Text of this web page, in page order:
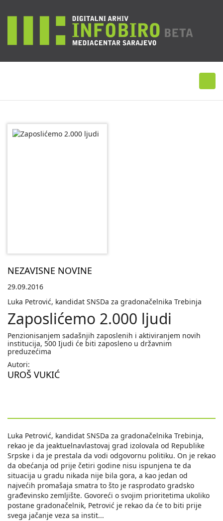
NEZAVISNE NOVINE
29.09.2016
Luka Petrović, kandidat SNSDa za gradonačelnika Trebinja
Zaposlićemo 2.000 ljudi
Penzionisanjem sadašnjih zaposlenih i aktiviranjem novih
institucija, 500 Ijudi će biti zaposleno u državnim
preduzećima
Autori:
UROŠ VUKIĆ
Luka Petrović, kandidat SNSDa za gradonačelnika Trebinja,
rekao je da jeaktuelnavlastovaj grad izolovala od Republike
Srpske i da je prestala da vodi odgovornu politiku. On je rekao
da obećanja od prije četiri godine nisu ispunjena te da
situacija u gradu nikada nije bila gora, a kao jedan od
najvećih promašaja smatra to što je rasprodato gradsko
građevinsko zemljište. Govoreći o svojim prioritetima ukoliko
postane gradonačelnik, Petrović je rekao da će to biti prije
svega jačanje veza sa instit...